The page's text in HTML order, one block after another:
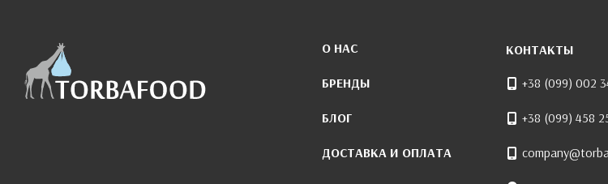
О НАС
БРЕНДЫ
БЛОГ
ДОСТАВКА И ОПЛАТА
КОНТАКТЫ
+38 (099) 002
+38 (099) 458